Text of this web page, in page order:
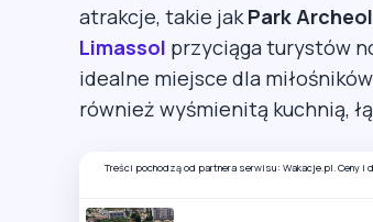
atrakcje, takie jak Park
Limassol przyciąga turystów
idealne miejsce dla
również wyśmienitą kuchnią,
Treści pochodzą od partnera serwisu: Wakacje.pl. Ceny